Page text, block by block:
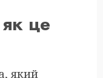
це
який